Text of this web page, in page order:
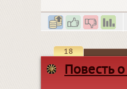
18
Повесть